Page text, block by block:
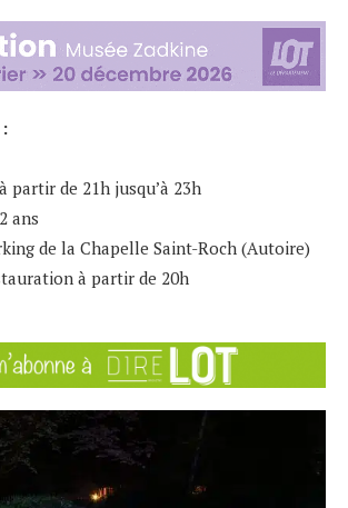
partir de 21h jusqu’à 23h
ans
de la Chapelle Saint-Roch (Autoire)
à partir de 20h